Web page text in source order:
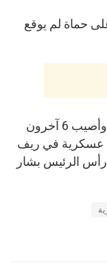
حماة لم يوقع
وقبل هذا القصف، قُتل جنديان سوريان وأصيب 6 آخرون
عسكرية في ريف
الرئيس بشار